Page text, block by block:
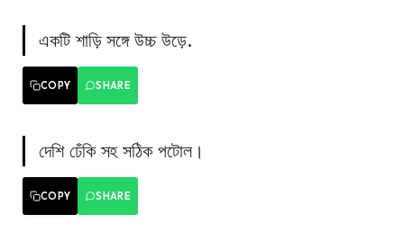
একটি শাড়ি সঙ্গে উচ্চ উড়ে.
COPY SHARE
দেশি ঢেঁকি সহ সঠিক পটোল।
COPY SHARE